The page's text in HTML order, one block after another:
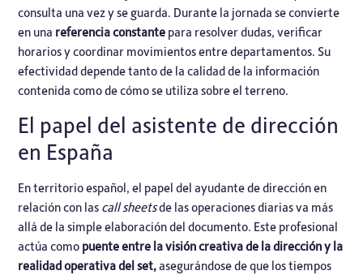
consulta una vez y se guarda. Durante la jornada se convierte
en una referencia constante para resolver dudas, verificar
horarios y coordinar movimientos entre departamentos. Su
efectividad depende tanto de la calidad de la información
contenida como de cómo se utiliza sobre el terreno.
El papel del asistente de dirección
en España
En territorio español, el papel del ayudante de dirección en
relación con las call sheetsde las operaciones diarias va más
allá de la simple elaboración del documento. Este profesional
actúa como puente entre la visión creativa de la dirección y la
realidad operativa del set,asegurándose de que los tiempos